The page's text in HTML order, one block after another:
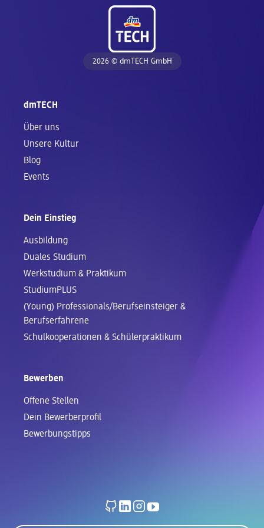
2026 © dmTECH GmbH
dmTECH
Über uns
Unsere Kultur
Blog
Events
Dein Einstieg
Ausbildung
Duales Studium
Werkstudium & Praktikum
StudiumPLUS
(Young) Professionals/Berufseinsteiger &
Berufserfahrene
Schul­kooperationen & Schüler­praktikum
Bewerben
Offene Stellen
Dein Bewerberprofil
Bewerbungstipps